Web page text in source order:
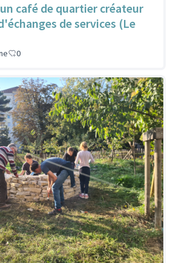
café de quartier créateur
de services (Le
0